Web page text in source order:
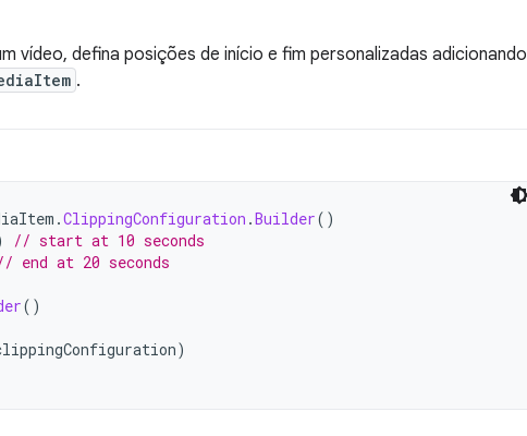
vídeo, defina posições de início e fim personalizadas adicionando
.
.ClippingConfiguration .Builder()
// start at 10 seconds
end at 20 seconds
()
)